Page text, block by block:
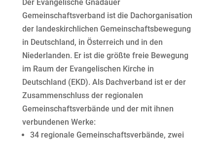
Der Evangelische Gnadauer
Gemeinschaftsverband ist die Dachorganisation
der landeskirchlichen Gemeinschaftsbewegung
in Deutschland, in Österreich und in den
Niederlanden. Er ist die größte freie Bewegung
im Raum der Evangelischen Kirche in
Deutschland (EKD). Als Dachverband ist er der
Zusammenschluss der regionalen
Gemeinschaftsverbände und der mit ihnen
verbundenen Werke:
34 regionale Gemeinschaftsverbände, zwei